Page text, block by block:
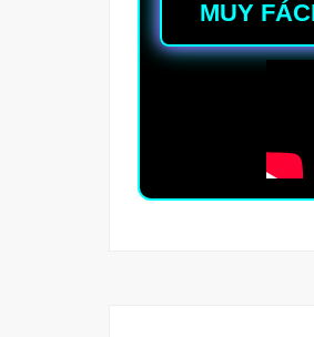
MUY